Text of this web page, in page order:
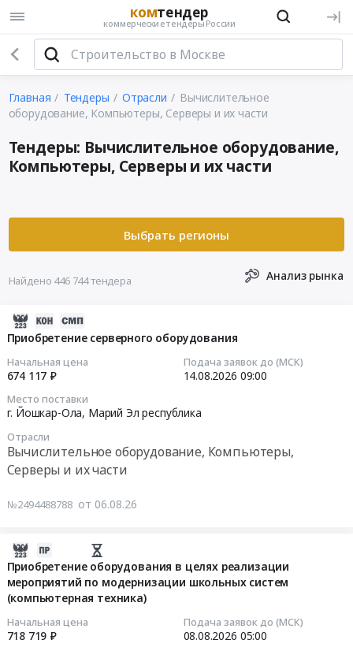
комтендер
коммерческие тендеры России
Главная Тендеры Отрасли
Вычислительное
оборудование, Компьютеры, Серверы и их части
Тендеры: Вычислительное оборудование,
Компьютеры, Серверы и их части
Найдено 446 744 тендера Анализ рынка
Приобретение серверного оборудования
Начальная цена
674 117 ₽
Подача заявок до (МСК)
14.08.2026 09:00
Место поставки
г. Йошкар-Ола, Марий Эл республика
Отрасли
Вычислительное оборудование, Компьютеры,
Серверы и их части
№2494488788 от 06.08.26
Приобретение оборудования в целях реализации
мероприятий по модернизации школьных систем
(компьютерная техника)
Начальная цена
718 719 ₽
Подача заявок до (МСК)
08.08.2026 05:00